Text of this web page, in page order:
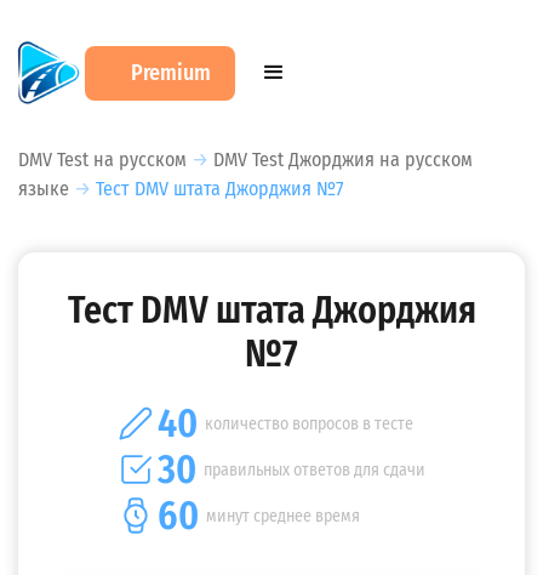
Premium
DMV Test на русском → DMV Test Джорджия на русском
языке → Тест DMV штата Джорджия №7
Тест DMV штата Джорджия
№7
40 количество вопросов в тесте
30 правильных ответов для сдачи
60 минут среднее время